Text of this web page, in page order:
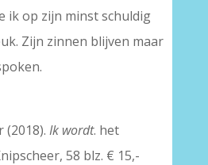
ik op zijn minst schuldig
Zijn zinnen blijven maar
(2018). Ik wordt. het
58 blz. € 15,-